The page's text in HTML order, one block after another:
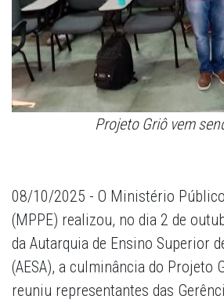
Projeto Griô vem
08/10/2025 - O Ministério
(MPPE) realizou, no dia 2 de
da Autarquia de Ensino Superior
(AESA), a culminância do Projeto
reuniu representantes das